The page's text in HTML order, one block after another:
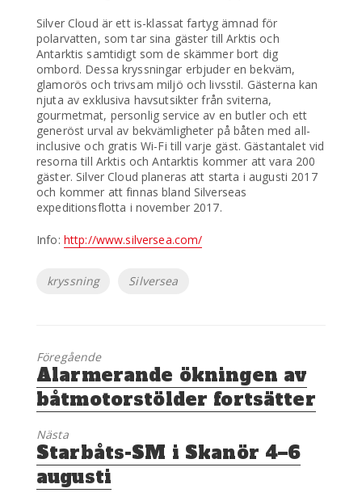
Silver Cloud är ett is-klassat fartyg ämnad för
polarvatten, som tar sina gäster till Arktis och
Antarktis samtidigt som de skämmer bort dig
ombord. Dessa kryssningar erbjuder en bekväm,
glamorös och trivsam miljö och livsstil. Gästerna kan
njuta av exklusiva havsutsikter från sviterna,
gourmetmat, personlig service av en butler och ett
generöst urval av bekvämligheter på båten med all-
inclusive och gratis Wi-Fi till varje gäst. Gästantalet vid
resorna till Arktis och Antarktis kommer att vara 200
gäster. Silver Cloud planeras att starta i augusti 2017
och kommer att finnas bland Silverseas
expeditionsflotta i november 2017.
Info: http://www.silversea.com/
Etiketter
kryssning Silversea
Föregående
Föregående
inlägg:
Alarmerande ökningen av
båtmotorstölder fortsätter
Nästa
Nästa
inlägg:
Starbåts-SM i Skanör 4–6
augusti